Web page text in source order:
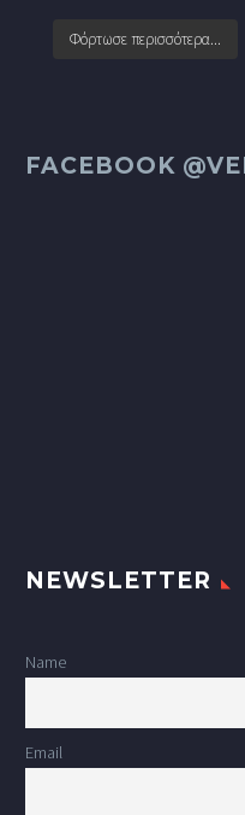
Φόρτωσε περισσότερα...
FACEBOOK
NEWSLETTER
Name
Email